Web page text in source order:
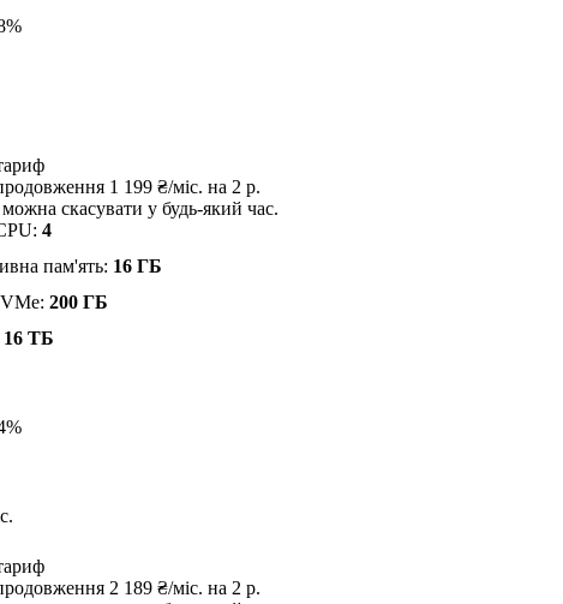
1 199 ₴/міс. на 2 р.
скасувати у будь-який час.
4
пам'ять: 16 ГБ
200 ГБ
16 TБ
2 189 ₴/міс. на 2 р.